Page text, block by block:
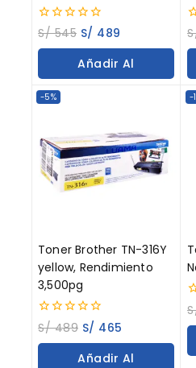
0
out
of
S/545 S/ 489
Añadir Al
0
out
of
-5%
Toner Brother TN-316Y
yellow, Rendimiento
3,500pg
0
out
of
S/489 S/ 465
Añadir Al
-
0
out
of